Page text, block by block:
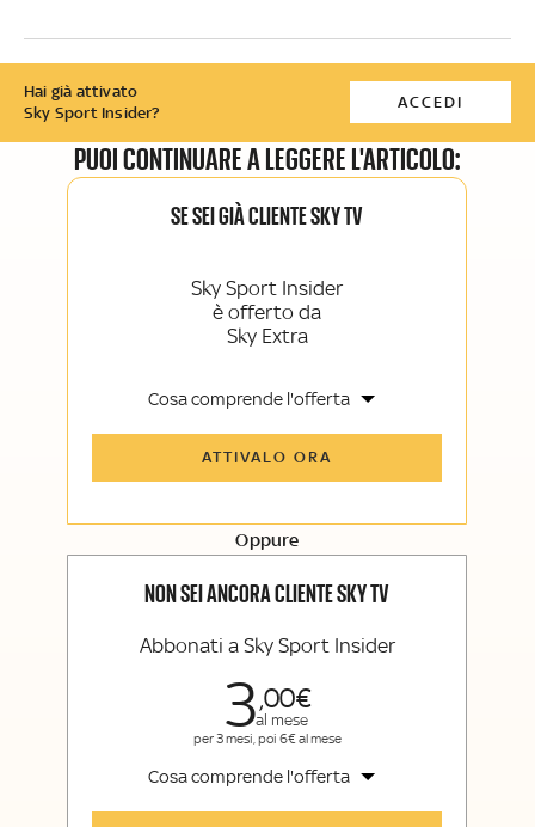
Hai già attivato
Sky Sport Insider?
ACCEDI
PUOI CONTINUARE A LEGGERE L'ARTICOLO:
SE SEI GIÀ CLIENTE SKY TV
Sky Sport Insider
è offerto da
Sky Extra
Cosa comprende l'offerta
Sky TG24 Insider
Sport e Sky TG24
La newsletter esclusiva di Sky Sport
ATTIVALO ORA
Oppure
NON SEI ANCORA CLIENTE SKY TV
Abbonati a Sky Sport Insider
300
al mese
per 3 mesi, poi 6€ al mese
Cosa comprende l'offerta